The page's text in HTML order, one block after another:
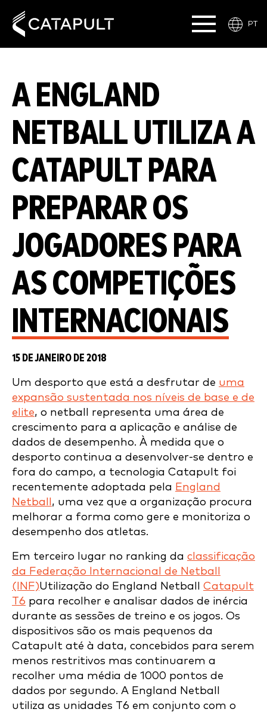
PT
A ENGLAND
NETBALL UTILIZA A
CATAPULT PARA
PREPARAR OS
JOGADORES PARA
AS COMPETIÇÕES
INTERNACIONAIS
15 DE JANEIRO DE 2018
Um desporto que está a desfrutar de uma
expansão sustentada nos níveis de base e de
elite, o netball representa uma área de
crescimento para a aplicação e análise de
dados de desempenho. À medida que o
desporto continua a desenvolver-se dentro e
fora do campo, a tecnologia Catapult foi
recentemente adoptada pela England
Netball , uma vez que a organização procura
melhorar a forma como gere e monitoriza o
desempenho dos atletas.
Em terceiro lugar no ranking da classificação
da Federação Internacional de Netball
(INF)Utilização do England Netball Catapult
T6 para recolher e analisar dados de inércia
durante as sessões de treino e os jogos. Os
dispositivos são os mais pequenos da
Catapult até à data, concebidos para serem
menos restritivos mas continuarem a
recolher uma média de 1000 pontos de
dados por segundo. A England Netball
utiliza as unidades T6 em conjunto com o